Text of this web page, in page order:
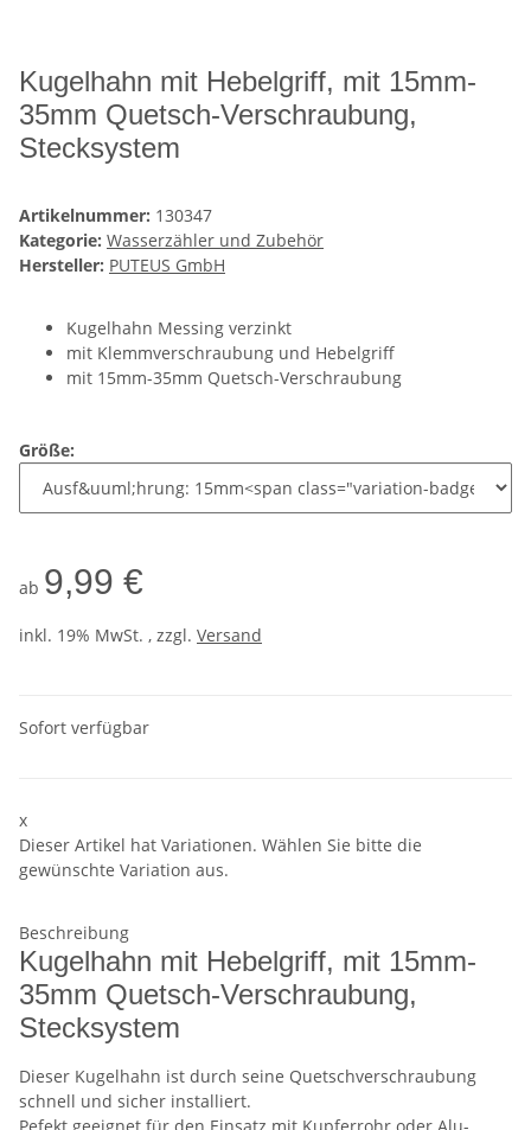
Kugelhahn mit Hebelgriff, mit 15mm-
35mm Quetsch-Verschraubung,
Stecksystem
Artikelnummer: 130347
Kategorie: Wasserzähler und Zubehör
Hersteller: PUTEUS GmbH
Kugelhahn Messing verzinkt
mit Klemmverschraubung und Hebelgriff
mit 15mm-35mm Quetsch-Verschraubung
Größe:
ab 9,99 €
inkl. 19% MwSt. , zzgl. Versand
Sofort verfügbar
x
Dieser Artikel hat Variationen. Wählen Sie bitte die
gewünschte Variation aus.
Beschreibung
Kugelhahn mit Hebelgriff, mit 15mm-
35mm Quetsch-Verschraubung,
Stecksystem
Dieser Kugelhahn ist durch seine Quetschverschraubung
schnell und sicher installiert.